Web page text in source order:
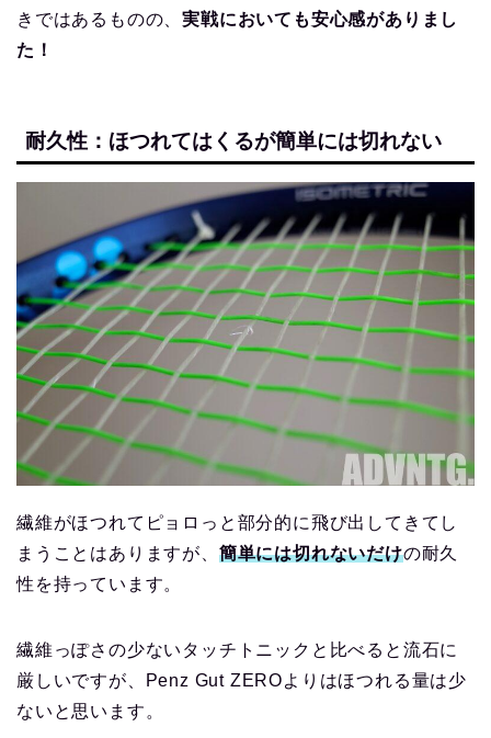
きではあるものの、実戦においても安心感がありまし
た！
耐久性：ほつれてはくるが簡単には切れない
繊維がほつれてピョロっと部分的に飛び出してきてし
まうことはありますが、 簡単には切れないだけの耐久
性を持っています。
繊維っぽさの少ないタッチトニックと比べると流石に
厳しいですが、Penz Gut ZEROよりはほつれる量は少
ないと思います。